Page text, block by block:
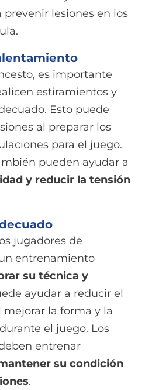
lesiones en los
es importante
estiramientos y
Esto puede
al preparar los
para el juego.
pueden ayudar a
y reducir la tensión
jugadores de
entrenamiento
su técnica y
ayudar a reducir el
mejorar la forma y la
el juego. Los
entrenar
su condición
.